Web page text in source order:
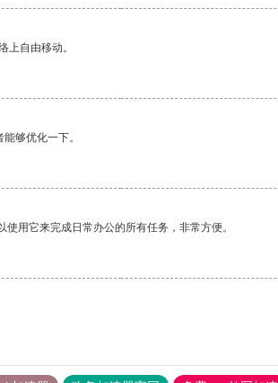
上自由移动。
够优化一下。
用它来完成日常办公的所有任务，非常方便。